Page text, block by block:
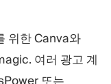
위한 Canva와
여러 광고 계
또는